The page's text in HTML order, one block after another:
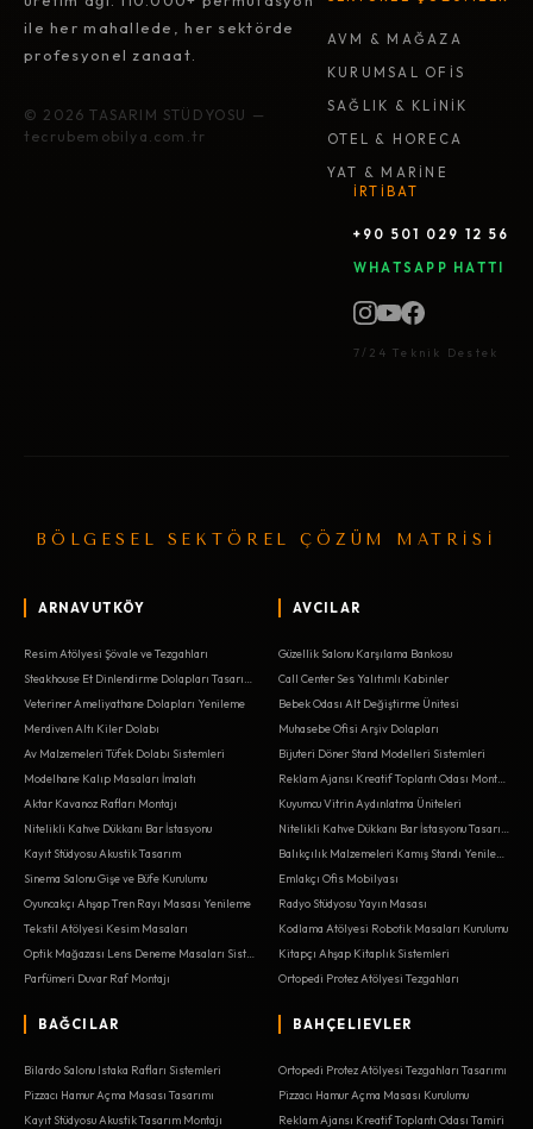
ile her mahallede, her sektörde
profesyonel zanaat.
© 2026 TASARIM STÜDYOSU —
tecrubemobilya.com.tr
AVM & MAĞAZA
KURUMSAL OFİS
SAĞLIK & KLİNİK
OTEL & HORECA
YAT & MARİNE
İRTİBAT
+90 501 029 12 56
WHATSAPP HATTI
7/24 Teknik Destek
BÖLGESEL SEKTÖREL ÇÖZÜM MATRİSİ
ARNAVUTKÖY
Resim Atölyesi Şövale ve Tezgahları
Veteriner Ameliyathane Dolapları Yenileme
Merdiven Altı Kiler Dolabı
Av Malzemeleri Tüfek Dolabı Sistemleri
Modelhane Kalıp Masaları İmalatı
Aktar Kavanoz Rafları Montajı
Nitelikli Kahve Dükkanı Bar İstasyonu
Kayıt Stüdyosu Akustik Tasarım
Sinema Salonu Gişe ve Büfe Kurulumu
Oyuncakçı Ahşap Tren Rayı Masası Yenileme
Tekstil Atölyesi Kesim Masaları
Parfümeri Duvar Raf Montajı
AVCILAR
Güzellik Salonu Karşılama Bankosu
Call Center Ses Yalıtımlı Kabinler
Bebek Odası Alt Değiştirme Ünitesi
Muhasebe Ofisi Arşiv Dolapları
Bijuteri Döner Stand Modelleri Sistemleri
Kuyumcu Vitrin Aydınlatma Üniteleri
Emlakçı Ofis Mobilyası
Radyo Stüdyosu Yayın Masası
Kodlama Atölyesi Robotik Masaları Kurulumu
Kitapçı Ahşap Kitaplık Sistemleri
Ortopedi Protez Atölyesi Tezgahları
BAĞCILAR
Bilardo Salonu Istaka Rafları Sistemleri
Pizzacı Hamur Açma Masası Tasarımı
Kayıt Stüdyosu Akustik Tasarım Montajı
BAHÇELIEVLER
Ortopedi Protez Atölyesi Tezgahları Tasarımı
Pizzacı Hamur Açma Masası Kurulumu
Reklam Ajansı Kreatif Toplantı Odası Tamiri